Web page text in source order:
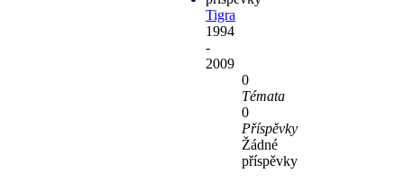
Tigra
1994
-
2009
0
Témata
0
Příspěvky
Žádné
příspěvky